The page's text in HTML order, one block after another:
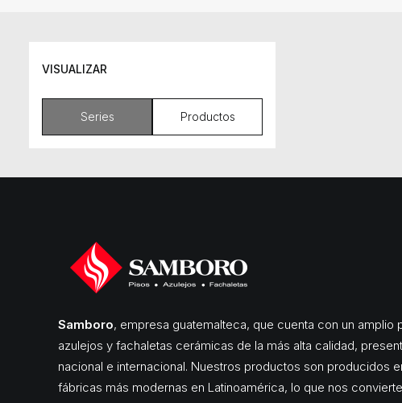
VISUALIZAR
Series Productos
Samboro, empresa guatemalteca, que cuenta con un amplio
azulejos y fachaletas cerámicas de la más alta calidad,
nacional e internacional. Nuestros productos son producidos
fábricas más modernas en Latinoamérica, lo que nos